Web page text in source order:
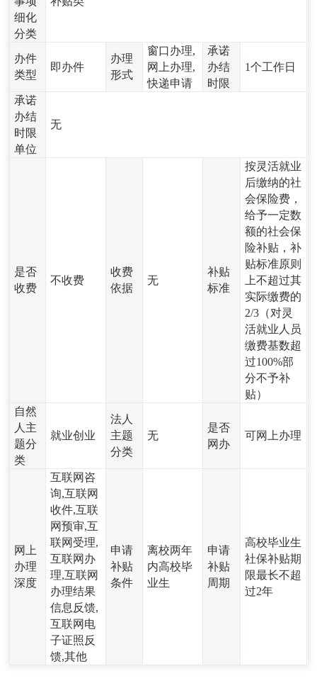
细化
分类
办件
类型
即办件
办理
形式
窗口办理,
网上办理,
快递申请
承诺
办结
时限
1个工作日
承诺
办结
时限
单位
无
是否
收费
不收费
收费
依据
无
补贴
标准
按灵活就业
后缴纳的社
会保险费，
给予一定数
额的社会保
险补贴，补
贴标准原则
上不超过其
实际缴费的
2/3（对灵
活就业人员
缴费基数超
过100%部
分不予补
贴）
自然
人主
题分
类
就业创业
法人
主题
分类
无
是否
网办
可网上办理
网上
办理
深度
互联网咨
询,互联网
收件,互联
网预审,互
联网受理,
互联网办
理,互联网
办理结果
信息反馈,
互联网电
子证照反
馈,其他
申请
补贴
条件
离校两年
内高校毕
业生
申请
补贴
周期
高校毕业生
社保补贴期
限最长不超
过2年